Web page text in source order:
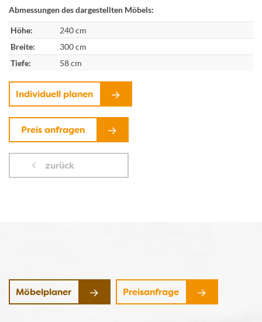
Abmessungen des dargestellten Möbels:
Höhe:
240 cm
Breite:
300 cm
Tiefe:
58 cm
Individuell planen
Preis anfragen
zurück
Möbelplaner Preisanfrage